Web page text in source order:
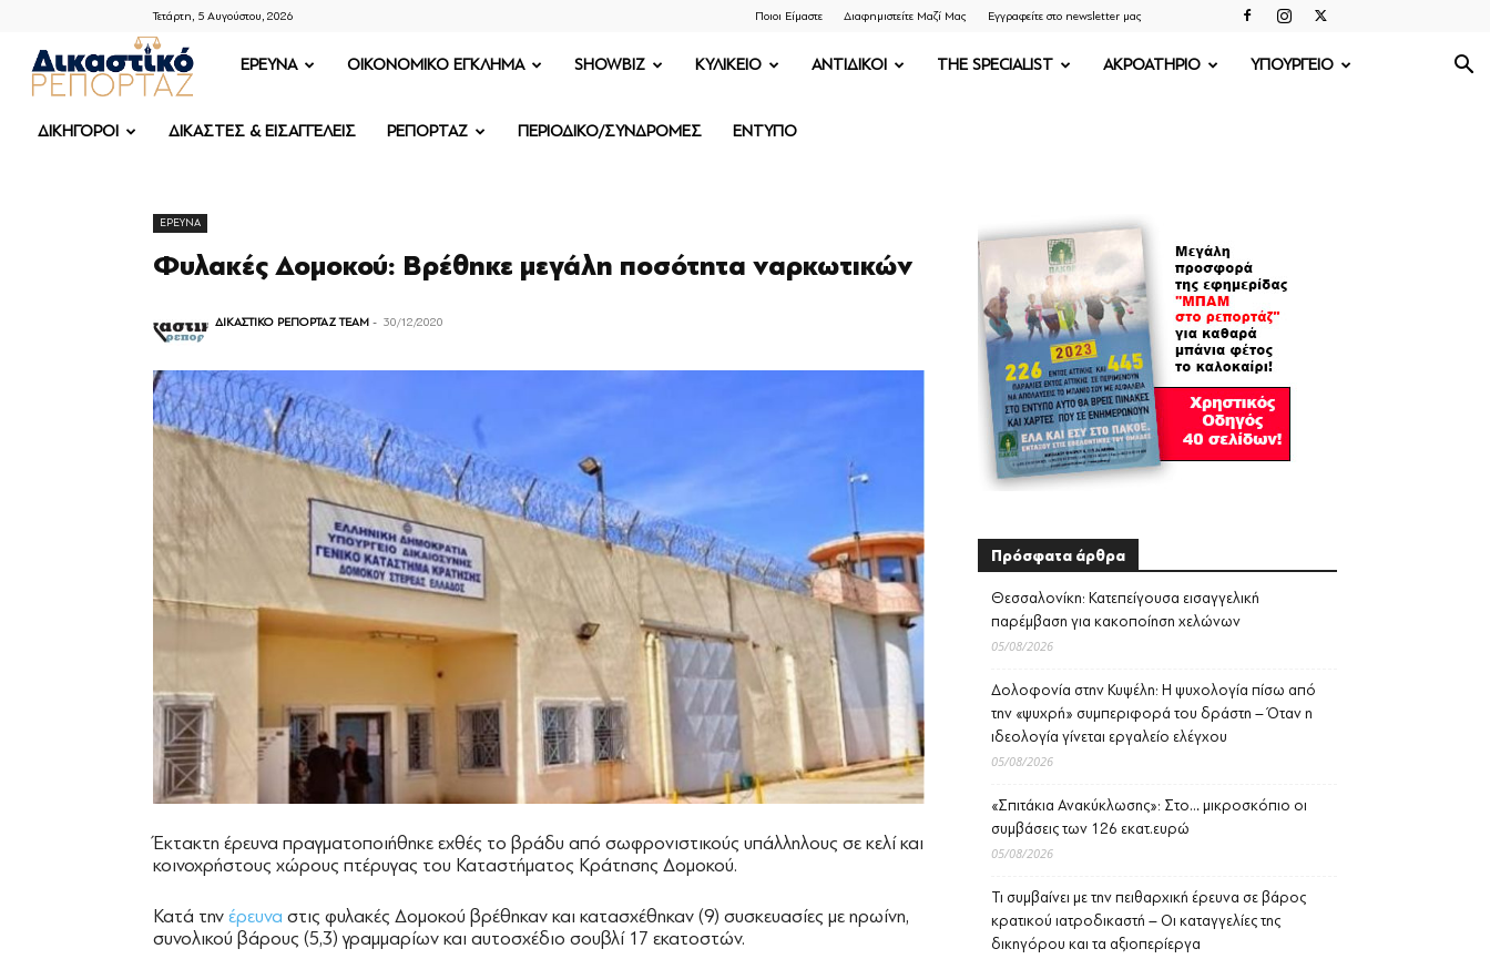
Τετάρτη, 5 Αυγούστου, 2026 Ποιοι Είμαστε Διαφημιστείτε Μαζί Μας Εγγραφείτε στο newsletter μας
ΔΙΚΑΣΤΙΚΟ
ΡΕΠΟΡΤΑΖ
ΕΡΕΥΝΑ OIKONOMIKO ΕΓΚΛΗΜΑ SHOWBIZ ΚΥΛΙΚΕΙΟ ΑΝΤΙΔΙΚΟΙ THE SPECIALIST ΑΚΡΟΑΤΗΡΙΟ ΥΠΟΥΡΓΕΙΟ
ΔΙΚΗΓΟΡΟΙ ΔΙΚΑΣΤΕΣ & ΕΙΣΑΓΓΕΛΕΙΣ ΡΕΠΟΡΤΑΖ ΠΕΡΙΟΔΙΚΟ/ΣΥΝΔΡΟΜΕΣ ΕΝΤΥΠΟ
ΕΡΕΥΝΑ
Φυλακές Δομοκού: Βρέθηκε μεγάλη ποσότητα ναρκωτικών
ΔΙΚΑΣΤΙΚΟ ΡΕΠΟΡΤΑΖ TEAM - 30/12/2020
Έκτακτη έρευνα πραγματοποιήθηκε εχθές το βράδυ από σωφρονιστικούς υπάλληλους σε κελί και
κοινοχρήστους χώρους πτέρυγας του Καταστήματος Κράτησης Δομοκού.
Κατά την έρευνα στις φυλακές Δομοκού βρέθηκαν και κατασχέθηκαν (9) συσκευασίες με ηρωίνη,
συνολικού βάρους (5,3) γραμμαρίων και αυτοσχέδιο σουβλί 17 εκατοστών.
Πρόσφατα άρθρα
Θεσσαλονίκη: Κατεπείγουσα εισαγγελική
παρέμβαση για κακοποίηση χελώνων
05/08/2026
Δολοφονία στην Κυψέλη: Η ψυχολογία πίσω από
την «ψυχρή» συμπεριφορά του δράστη – Όταν η
ιδεολογία γίνεται εργαλείο ελέγχου
05/08/2026
«Σπιτάκια Ανακύκλωσης»: Στο… μικροσκόπιο οι
συμβάσεις των 126 εκατ.ευρώ
05/08/2026
Τι συμβαίνει με την πειθαρχική έρευνα σε βάρος
κρατικού ιατροδικαστή – Οι καταγγελίες της
δικηγόρου και τα αξιοπερίεργα